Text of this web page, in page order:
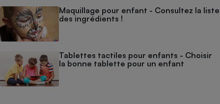
Maquillage pour enfant - Consultez la liste
des ingrédients !
Tablettes tactiles pour enfants - Choisir
la bonne tablette pour un enfant